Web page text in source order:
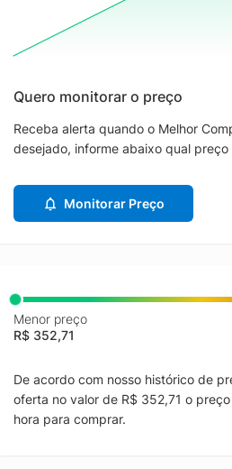
Quero monitorar o preço
Receba alerta quando o Melhor
desejado, informe abaixo qual preço
Monitorar Preço
Menor preço
R$ 352,71
De acordo com nosso histórico de
oferta no valor de R$ 352,71 o
hora para comprar.